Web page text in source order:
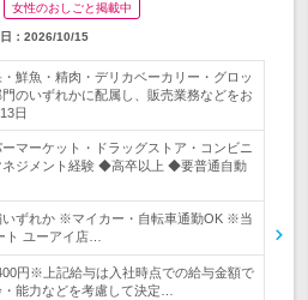
女性のおしごと掲載中
： 2026/10/15
鮮魚・精肉・デリカベーカリー・グロッ
のいずれかに配属し、販売業務などをお
日
マーケット・ドラッグストア・コンビニ
ネジメント経験 ◆高卒以上 ◆要普通自動
いずれか ※マイカー・自転車通勤OK ※当
ト ユーアイ店…
円※上記給与は入社時点での給与金額で
能力などを考慮して決定…